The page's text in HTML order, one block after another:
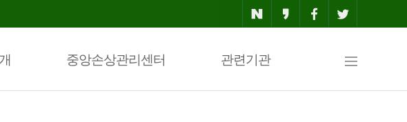
중앙손상관리센터 관련기관